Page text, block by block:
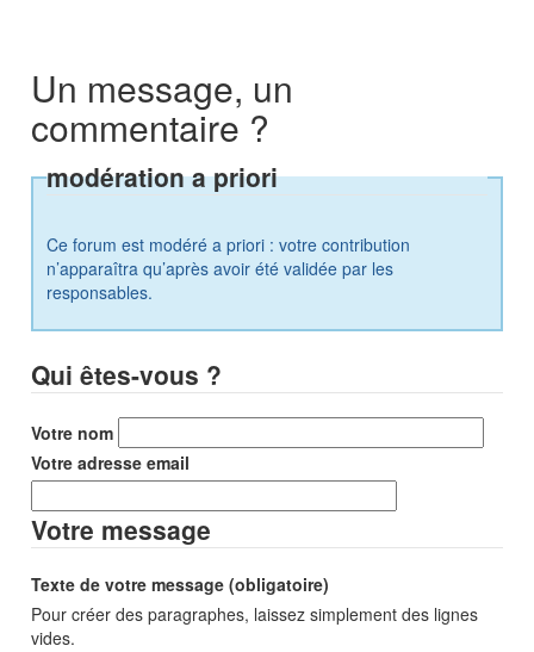
Un message, un
commentaire ?
modération a priori
Ce forum est modéré a priori : votre contribution
n’apparaîtra qu’après avoir été validée par les
responsables.
Qui êtes-vous ?
Votre nom
Votre adresse email
Votre message
Texte de votre message (obligatoire)
Pour créer des paragraphes, laissez simplement des lignes
vides.